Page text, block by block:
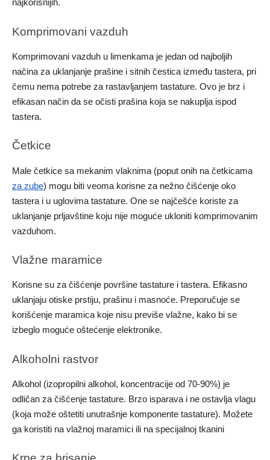
najkorisnijih.
Komprimovani vazduh
Komprimovani vazduh u limenkama je jedan od najboljih
načina za uklanjanje prašine i sitnih čestica između tastera, pri
čemu nema potrebe za rastavljanjem tastature. Ovo je brz i
efikasan način da se očisti prašina koja se nakuplja ispod
tastera.
Četkice
Male četkice sa mekanim vlaknima (poput onih na četkicama
za zube) mogu biti veoma korisne za nežno čišćenje oko
tastera i u uglovima tastature. One se najčešće koriste za
uklanjanje prljavštine koju nije moguće ukloniti komprimovanim
vazduhom.
Vlažne maramice
Korisne su za čišćenje površine tastature i tastera. Efikasno
uklanjaju otiske prstiju, prašinu i masnoće. Preporučuje se
korišćenje maramica koje nisu previše vlažne, kako bi se
izbeglo moguće oštećenje elektronike.
Alkoholni rastvor
Alkohol (izopropilni alkohol, koncentracije od 70-90%) je
odličan za čišćenje tastature. Brzo isparava i ne ostavlja vlagu
(koja može oštetiti unutrašnje komponente tastature). Možete
ga koristiti na vlažnoj maramici ili na specijalnoj tkanini